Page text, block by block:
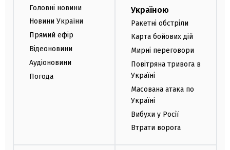
Головні новини
Новини України
Прямий ефір
Відеоновини
Аудіоновини
Погода
Україною
Ракетні обстріли
Карта бойових дій
Мирні переговори
Повітряна тривога в
Україні
Масована атака по
Україні
Вибухи у Росії
Втрати ворога